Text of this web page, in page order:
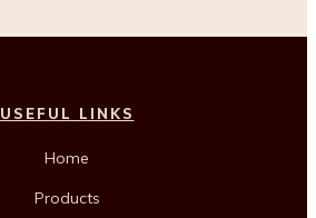
USEFUL LINKS
Home
Products